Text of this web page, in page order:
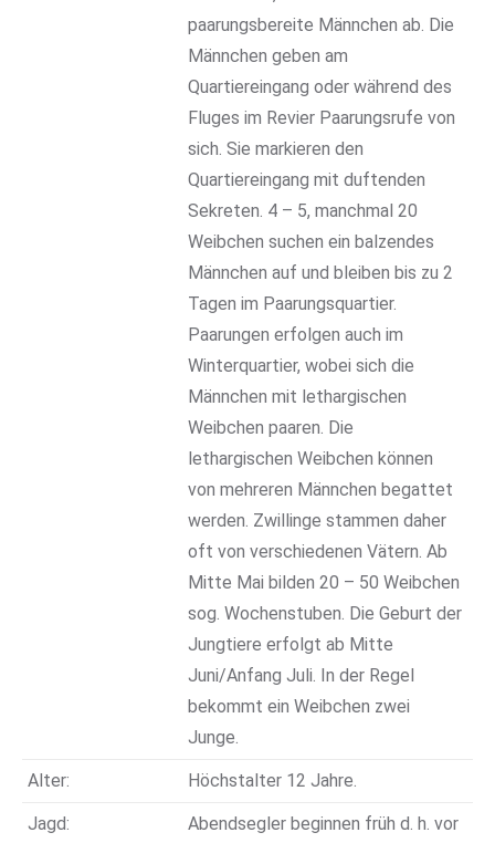
paarungsbereite Männchen ab. Die
Männchen geben am
Quartiereingang oder während des
Fluges im Revier Paarungsrufe von
sich. Sie markieren den
Quartiereingang mit duftenden
Sekreten. 4 – 5, manchmal 20
Weibchen suchen ein balzendes
Männchen auf und bleiben bis zu 2
Tagen im Paarungsquartier.
Paarungen erfolgen auch im
Winterquartier, wobei sich die
Männchen mit lethargischen
Weibchen paaren. Die
lethargischen Weibchen können
von mehreren Männchen begattet
werden. Zwillinge stammen daher
oft von verschiedenen Vätern. Ab
Mitte Mai bilden 20 – 50 Weibchen
sog. Wochenstuben. Die Geburt der
Jungtiere erfolgt ab Mitte
Juni/Anfang Juli. In der Regel
bekommt ein Weibchen zwei
Junge.
Alter: Höchstalter 12 Jahre.
Jagd:
Abendsegler beginnen früh d. h. vor